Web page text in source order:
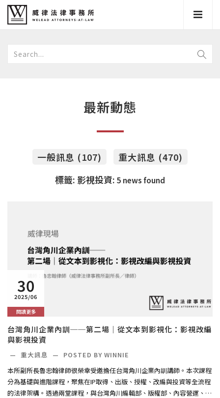
最新動態
一般訊息 (107)
重大訊息 (470)
標籤: 影視投資: 5 news found
30
2025/06
閱讀更多
台灣角川企業內訓──第二場｜從文本到影視化：影視改編
與影視投資
— 重大訊息 —
POSTED BY WINNIE
本所副所長魯忠翰律師很榮幸受邀擔任台灣角川企業內訓講師。本次課程
分為基礎與進階課程，聚焦在IP取得、出版、授權、改編與投資等全流程
的法律架構。透過兩堂課程，與台灣角川編輯部、版權部、內容營運、